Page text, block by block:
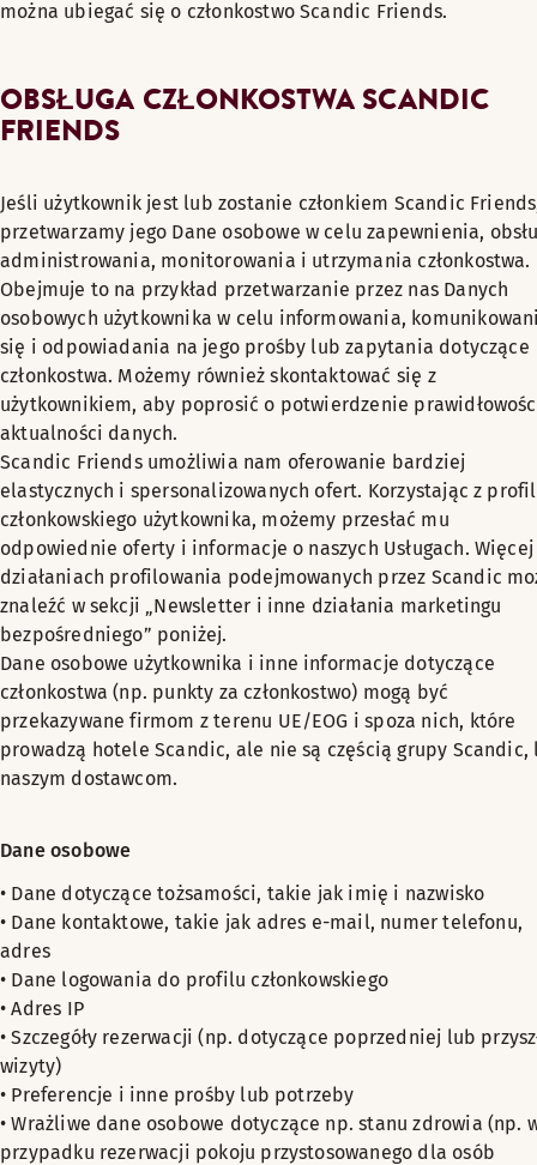
można ubiegać się o członkostwo Scandic Friends.
OBSŁUGA CZŁONKOSTWA SCANDIC
FRIENDS
Jeśli użytkownik jest lub zostanie członkiem Scandic
przetwarzamy jego Dane osobowe w celu zapewnienia,
administrowania, monitorowania i utrzymania członkostwa.
Obejmuje to na przykład przetwarzanie przez nas Danych
osobowych użytkownika w celu informowania,
się i odpowiadania na jego prośby lub zapytania dotyczące
członkostwa. Możemy również skontaktować się z
użytkownikiem, aby poprosić o potwierdzenie
aktualności danych.
Scandic Friends umożliwia nam oferowanie bardziej
elastycznych i spersonalizowanych ofert. Korzystając z
członkowskiego użytkownika, możemy przesłać mu
odpowiednie oferty i informacje o naszych Usługach. Więcej
działaniach profilowania podejmowanych przez Scandic
znaleźć w sekcji „Newsletter i inne działania marketingu
bezpośredniego” poniżej.
Dane osobowe użytkownika i inne informacje dotyczące
członkostwa (np. punkty za członkostwo) mogą być
przekazywane firmom z terenu UE/EOG i spoza nich, które
prowadzą hotele Scandic, ale nie są częścią grupy Scandic,
naszym dostawcom.
Dane osobowe
• Dane dotyczące tożsamości, takie jak imię i nazwisko
• Dane kontaktowe, takie jak adres e-mail, numer telefonu,
adres
• Dane logowania do profilu członkowskiego
• Adres IP
• Szczegóły rezerwacji (np. dotyczące poprzedniej lub
wizyty)
• Preferencje i inne prośby lub potrzeby
• Wrażliwe dane osobowe dotyczące np. stanu zdrowia (np.
przypadku rezerwacji pokoju przystosowanego dla osób